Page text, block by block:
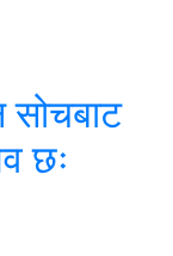
सोचबाट
छः